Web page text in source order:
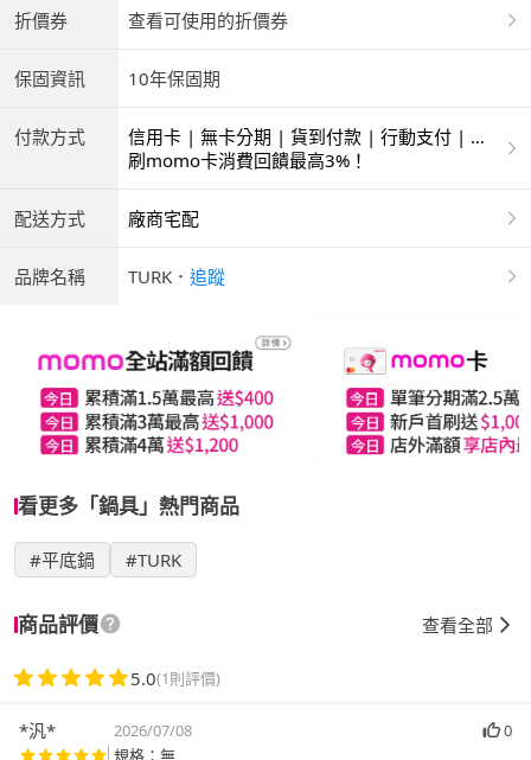
折價券 查看可使用的折價券
保固資訊 10年保固期
付款方式
信用卡 | 無卡分期 | 貨到付款 | 行動支付 | 超
商付款 | ATM | 銀聯卡
刷momo卡消費回饋最高3%！
配送方式 廠商宅配
品牌名稱 TURK ． 追蹤
看更多「鍋具」熱門商品
#平底鍋 #TURK
商品評價 查看全部
5.0(1則評價)
*汎* 2026/07/08
0
規格：無